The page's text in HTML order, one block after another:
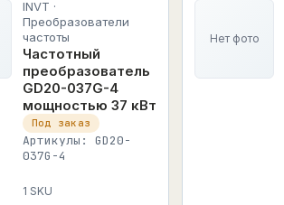
INVT ·
Преобразователи
частоты
Частотный
преобразователь
GD20-037G-4
мощностью 37 кВт
Под заказ
Артикулы: GD20-
037G-4
1 SKU
Нет фото